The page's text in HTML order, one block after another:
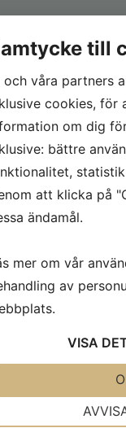
till
och våra partners
cookies, för
om dig
bättre
att klicka på
ändamål.
mer om vår
av
VISA